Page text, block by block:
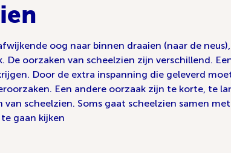
oog naar binnen draaien (naar de
oorzaken van scheelzien zijn verschillend.
Door de extra inspanning die geleverd
Een andere oorzaak zijn te korte, te
scheelzien. Soms gaat scheelzien samen
gaan kijken